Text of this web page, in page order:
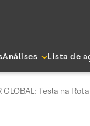
Análises Lista de
GLOBAL: Tesla na